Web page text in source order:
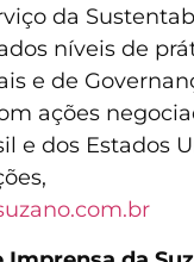
da
níveis de
e de
ações
e dos Estados